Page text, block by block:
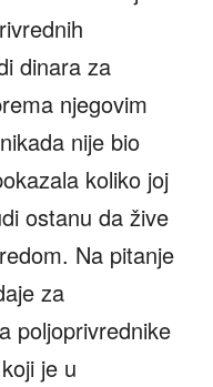
dinara za
njegovim
nije bio
koliko joj
ostanu da žive
Na pitanje
za
poljoprivrednike
je u